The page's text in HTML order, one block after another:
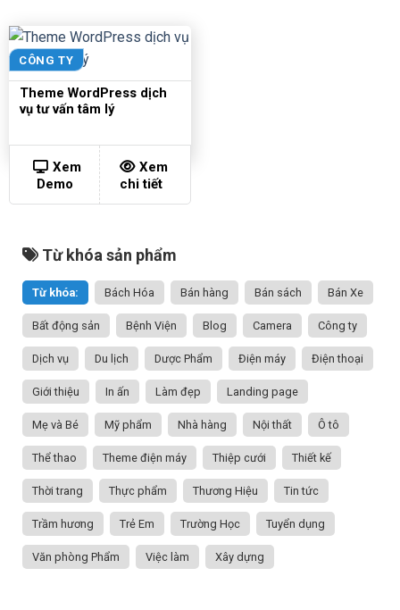
CÔNG TY
Theme WordPress dịch
vụ tư vấn tâm lý
Xem
Demo
Xem
chi tiết
Từ khóa sản phẩm
Từ khóa: Bách Hóa Bán hàng Bán sách Bán Xe
Bất động sản Bệnh Viện Blog Camera Công ty
Dịch vụ Du lịch Dược Phẩm Điện máy Điện thoại
Giới thiệu In ấn Làm đẹp Landing page
Mẹ và Bé Mỹ phẩm Nhà hàng Nội thất Ô tô
Thể thao Theme điện máy Thiệp cưới Thiết kế
Thời trang Thực phẩm Thương Hiệu Tin tức
Trầm hương Trẻ Em Trường Học Tuyển dụng
Văn phòng Phẩm Việc làm Xây dựng